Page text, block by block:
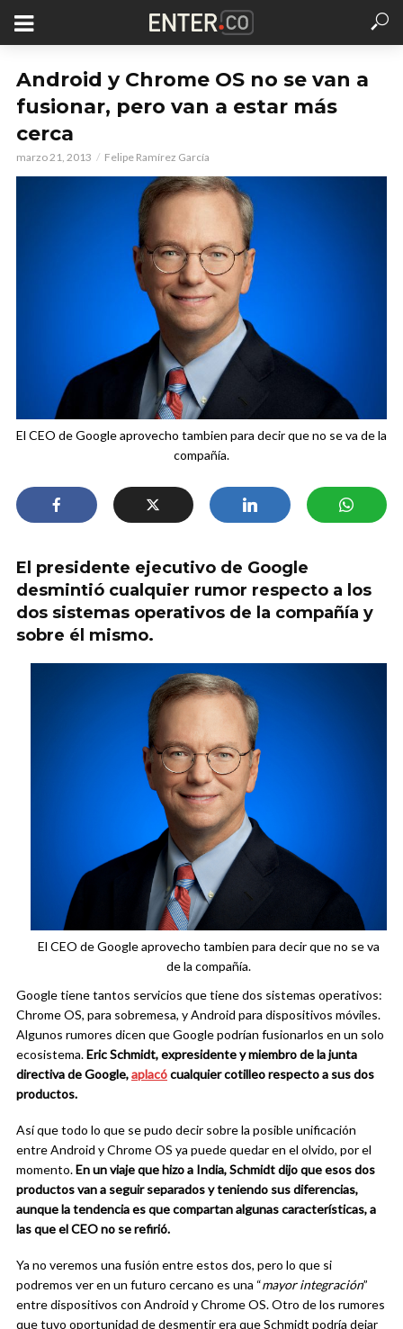
Android y Chrome OS no se van a
fusionar, pero van a estar más
cerca
marzo 21, 2013 Felipe Ramírez García
El CEO de Google aprovecho tambien para decir que no se va de la
compañía.
El presidente ejecutivo de Google
desmintió cualquier rumor respecto a los
dos sistemas operativos de la compañía y
sobre él mismo.
El CEO de Google aprovecho tambien para decir que no se va
de la compañía.
Google tiene tantos servicios que tiene dos sistemas operativos:
Chrome OS, para sobremesa, y Android para dispositivos móviles.
Algunos rumores dicen que Google podrían fusionarlos en un solo
ecosistema.Eric Schmidt, expresidente y miembro de la junta
directiva de Google,aplacócualquier cotilleo respecto a sus dos
productos.
Así que todo lo que se pudo decir sobre la posible unificación
entre Android y Chrome OS ya puede quedar en el olvido, por el
momento.En un viaje que hizo a India, Schmidt dijo que esos dos
productos van a seguir separados y teniendo sus diferencias,
aunque la tendencia es que compartan algunas características, a
las que el CEO no se refirió.
Ya no veremos una fusión entre estos dos, pero lo que si
podremos ver en un futuro cercano es una “mayor integración”
entre dispositivos con Android y Chrome OS. Otro de los rumores
que tuvo oportunidad de desmentir era que Schmidt podría dejar